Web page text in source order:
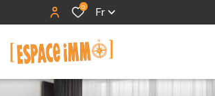
0 Fr